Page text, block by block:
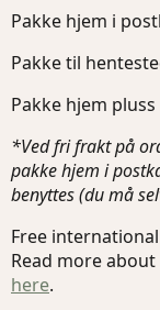
Pakke hjem i
Pakke til
Pakke hjem pluss
*Ved fri frakt på
pakke hjem i
benyttes (du må
Free
Read more about
here.